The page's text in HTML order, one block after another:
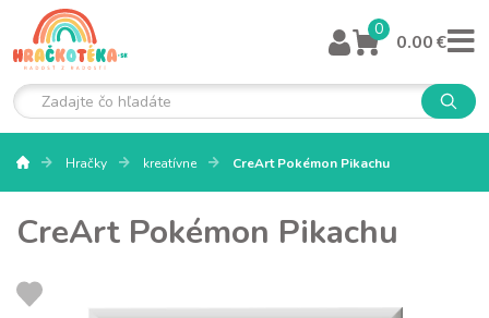
0
0.00 €
Hračky kreatívne CreArt Pokémon Pikachu
CreArt Pokémon Pikachu